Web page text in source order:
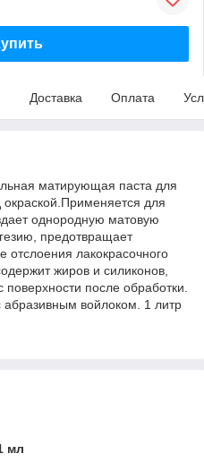
Доставка Оплата
матирующая паста для
окраской.Применяется для
однородную матовую
предотвращает
отслоения лакокрасочного
жиров и силиконов,
поверхности после обработки.
абразивным войлоком. 1 литр
мл